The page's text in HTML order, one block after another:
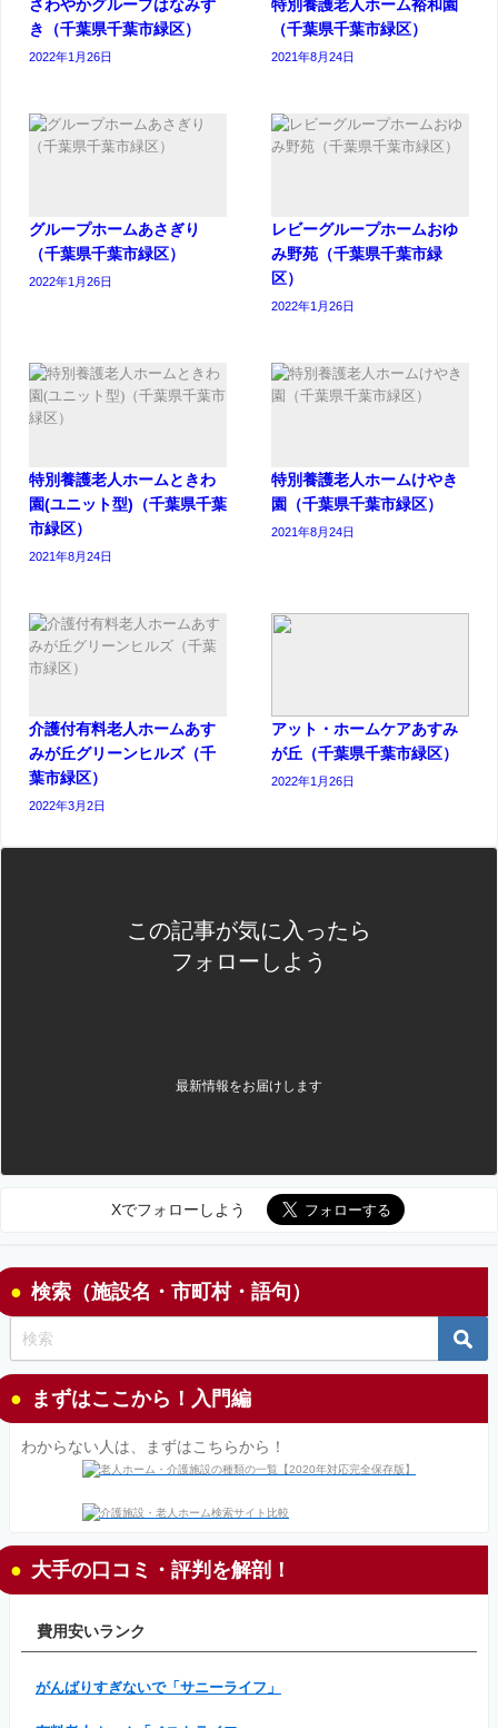
さわやかグループはなみず
き（千葉県千葉市緑区）
2022年1月26日
特別養護老人ホーム裕和園
（千葉県千葉市緑区）
2021年8月24日
グループホームあさぎり
（千葉県千葉市緑区）
2022年1月26日
レビーグループホームおゆ
み野苑（千葉県千葉市緑
区）
2022年1月26日
特別養護老人ホームときわ
園(ユニット型)（千葉県千葉
市緑区）
2021年8月24日
特別養護老人ホームけやき
園（千葉県千葉市緑区）
2021年8月24日
介護付有料老人ホームあす
みが丘グリーンヒルズ（千
葉市緑区）
2022年3月2日
アット・ホームケアあすみ
が丘（千葉県千葉市緑区）
2022年1月26日
この記事が気に入ったら
フォローしよう
最新情報をお届けします
Xでフォローしよう
検索（施設名・市町村・語句）
まずはここから！入門編
わからない人は、まずはこちらから！
大手の口コミ・評判を解剖！
費用安いランク
がんばりすぎないで「サニーライフ」